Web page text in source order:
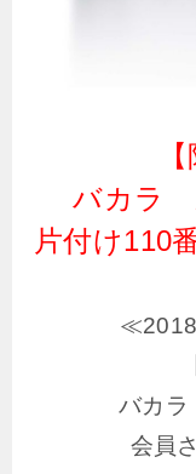
バカラ
片付け110
バカ
会員